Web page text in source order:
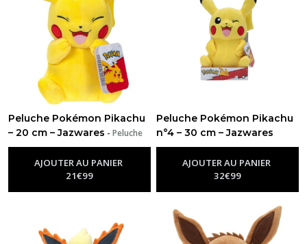
Peluche Pokémon Pikachu
– 20 cm – Jazwares - Peluche
Pokémon
AJOUTER AU PANIER
21€99
Peluche Pokémon Pikachu
n°4 – 30 cm – Jazwares
-Peluche Pokémon
AJOUTER AU PANIER
32€99